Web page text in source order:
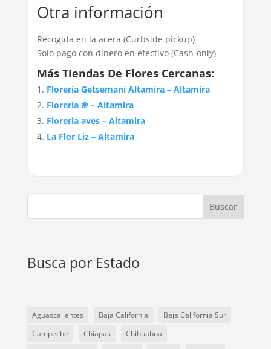
Otra información
Recogida en la acera (Curbside pickup)
Solo pago con dinero en efectivo (Cash-only)
Más Tiendas De Flores Cercanas:
Floreria Getsemani Altamira – Altamira
Floreria ❀ – Altamira
Floreria aves – Altamira
La Flor Liz – Altamira
Buscar
Busca por Estado
Aguascalientes Baja California
Baja California Sur
Campeche
Chiapas
Chihuahua